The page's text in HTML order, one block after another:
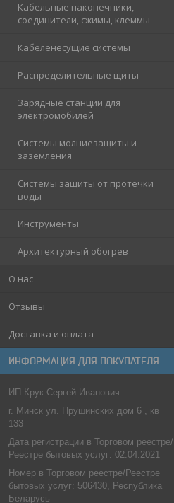
Кабельные наконечники,
соединители, сжимы, клеммы
Кабеленесущие системы
Распределительные щиты
Зарядные станции для
электромобилей
Системы молниезащиты и
заземления
Системы защиты от протечки
воды
Инструменты
Архитектурный обогрев
О нас
Отзывы
Доставка и оплата
ИНФОРМАЦИЯ ДЛЯ ПОКУПАТЕЛЯ
ИП Крук Сергей Иванович
г. Минск ул. Прушинских дом 6 , кв
133
Дата регистрации в Торговом реестре/
Реестре бытовых услуг: 02.04.2021
Номер в Торговом реестре/Реестре
бытовых услуг: 506430, Республика
Беларусь